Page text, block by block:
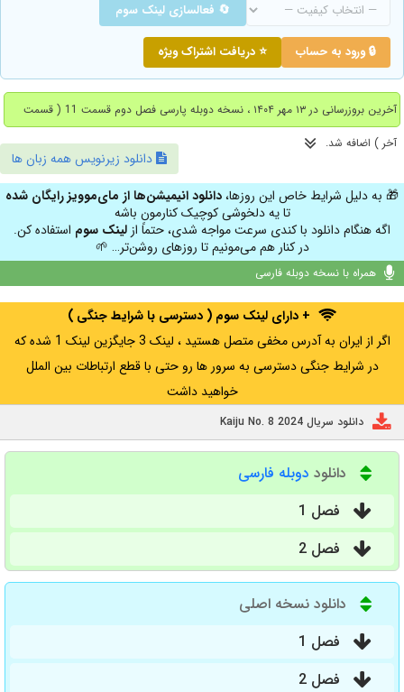
🔄 فعالسازی لینک سوم
🔒 ورود به حساب ⭐ دریافت اشتراک ویژه
آخرین بروزرسانی در ۱۳ مهر ۱۴۰۴ ، نسخه دوبله پارسی فصل دوم قسمت 11 ( قسمت
آخر ) اضافه شد.
دانلود زیرنویس همه زبان ها
🎁 به دلیل شرایط خاص این روزها،دانلود انیمیشن‌ها از مای‌موویز رایگان شده
تا یه دلخوشی کوچیک کنارمون باشه
اگه هنگام دانلود با کندی سرعت مواجه شدی، حتماً از لینک سوم استفاده کن.
در کنار هم می‌مونیم تا روزهای روشن‌تر… 🌱
همراه با نسخه دوبله فارسی
+ دارای لینک سوم ( دسترسی با شرایط جنگی )
اگر از ایران به آدرس مخفی متصل هستید ، لینک 3 جایگزین لینک 1 شده که
در شرایط جنگی دسترسی به سرور ها رو حتی با قطع ارتباطات بین الملل
خواهید داشت
دانلود سریال Kaiju No. 8 2024
دانلود دوبله فارسی
فصل 1
فصل 2
دانلود نسخه اصلی
فصل 1
فصل 2